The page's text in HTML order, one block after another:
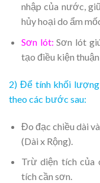
nhập của nước,
hủy hoại do ẩm
Sơn lót: Sơn lót
tạo điều kiện
2) Để tính khối
theo các bước sau:
Đo đạc chiều dài
(Dài x Rộng).
Trừ diện tích của
tích cần sơn.